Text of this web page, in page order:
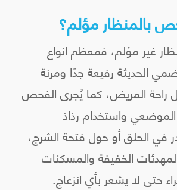
بالمنظار مؤلم؟
غير مؤلم، فمعظم انواع
الحديثة رفيعة جدًا ومرنة
المريض، كما يُجرى الفحص
الموضعي واستخدام رذاذ
في الحلق أو حول فتحة الشرج،
الخفيفة والمسكنات
حتى لا يشعر بأي انزعاج.